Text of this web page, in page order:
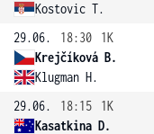
Kostovic T.
29.06.
18:30
1K
Krejčíková B.
Klugman H.
29.06.
18:15
1K
Kasatkina D.